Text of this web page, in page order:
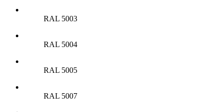
RAL 5003
RAL 5004
RAL 5005
RAL 5007